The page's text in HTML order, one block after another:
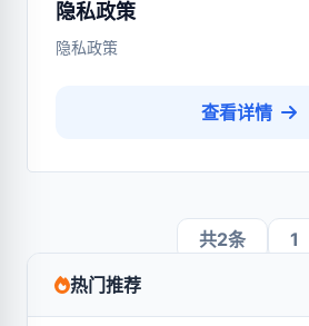
隐私政策
隐私政策
查看详情
共2条 1
热门推荐